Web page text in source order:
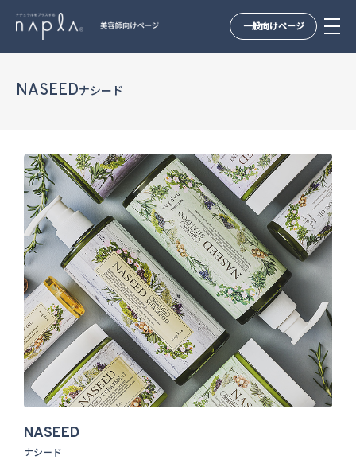
一般向けページ
NASEEDナシード
NASEED
ナシード